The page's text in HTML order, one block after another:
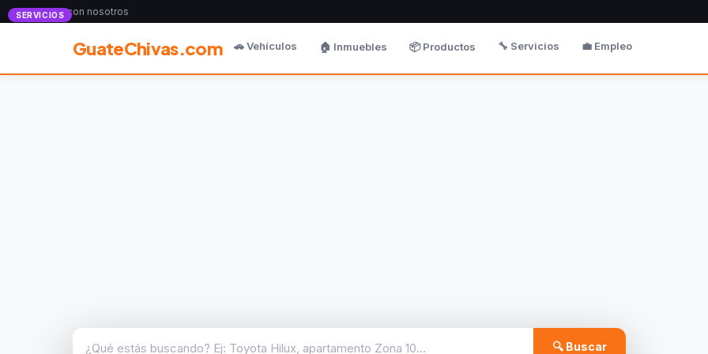
Anunciate con nosotros
GuateChivas.com 🚗 Vehículos 🏠 Inmuebles 📦 Productos 🔧 Servicios 💼 Empleo
🔍 Buscar
SERVICIOS